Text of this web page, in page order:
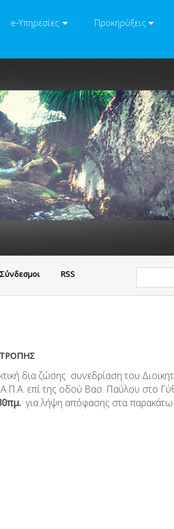
e-Υπηρεσίες Προκηρύξεις
Σύνδεσμοι RSS
δια ζώσης συνεδρίαση του
επί της οδού Βασ. Παύλου στο
για λήψη απόφασης στα